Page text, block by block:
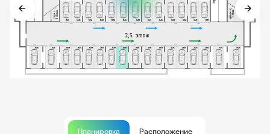
Планировка Расположение